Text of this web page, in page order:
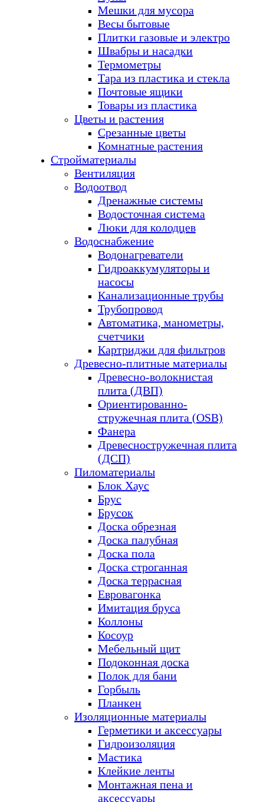
Мешки для мусора
Весы бытовые
Плитки газовые и электро
Швабры и насадки
Термометры
Тара из пластика и стекла
Почтовые ящики
Товары из пластика
Цветы и растения
Срезанные цветы
Комнатные растения
Стройматериалы
Вентиляция
Водоотвод
Дренажные системы
Водосточная система
Люки для колодцев
Водоснабжение
Водонагреватели
Гидроаккумуляторы и
насосы
Канализационные трубы
Трубопровод
Автоматика, манометры,
счетчики
Картриджи для фильтров
Древесно-плитные материалы
Древесно-волокнистая
плита (ДВП)
Ориентированно-
стружечная плита (OSB)
Фанера
Древесностружечная плита
(ДСП)
Пиломатериалы
Блок Хаус
Брус
Брусок
Доска обрезная
Доска палубная
Доска пола
Доска строганная
Доска террасная
Евровагонка
Имитация бруса
Коллоны
Косоур
Мебельный щит
Подоконная доска
Полок для бани
Горбыль
Планкен
Изоляционные материалы
Герметики и аксессуары
Гидроизоляция
Мастика
Клейкие ленты
Монтажная пена и
аксессуары